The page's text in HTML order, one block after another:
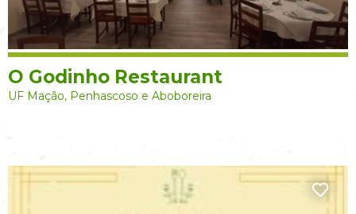
O Godinho Restaurant
UF Mação, Penhascoso e Aboboreira